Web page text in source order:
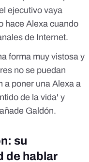
ejecutivo vaya
hace Alexa cuando
de Internet.
forma muy vistosa y
no se puedan
a poner una Alexa a
de la vida' y
Galdón.
su
de hablar